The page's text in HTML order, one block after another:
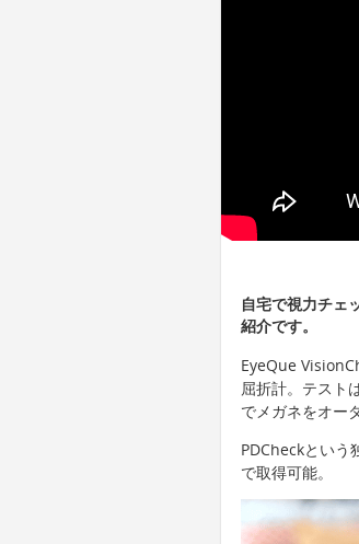
自宅で視力チェ
紹介です。
EyeQue
屈折計。テスト
でメガネをオー
PDCheckという
で取得可能。